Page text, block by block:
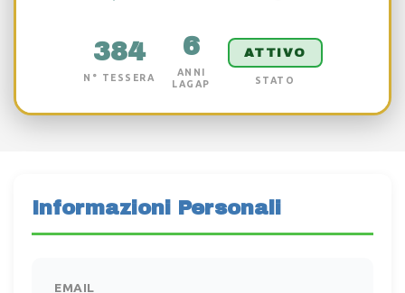
384
N° TESSERA
6
ANNI
LAGAP
ATTIVO
STATO
Informazioni Personali
EMAIL